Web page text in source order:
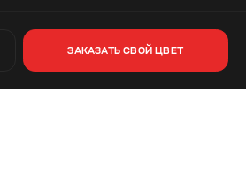
ЗАКАЗАТЬ СВОЙ ЦВЕТ